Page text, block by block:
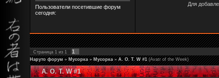
Пользователи посетившие форум
сегодня:
Для
Страница 1 из 1 1
Наруто форум » Мусорка » Мусорка » A. O. T. W #1 (Avatr of the Week)
A. O. T. W #1